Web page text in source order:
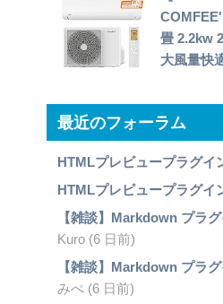
畳 2.2kw
大風量快
最近のフォーラム
HTMLプレビュープラグイ
HTMLプレビュープラグイ
【雑談】Markdown プラ
Kuro (6 日前)
【雑談】Markdown プラ
みぺ (6 日前)